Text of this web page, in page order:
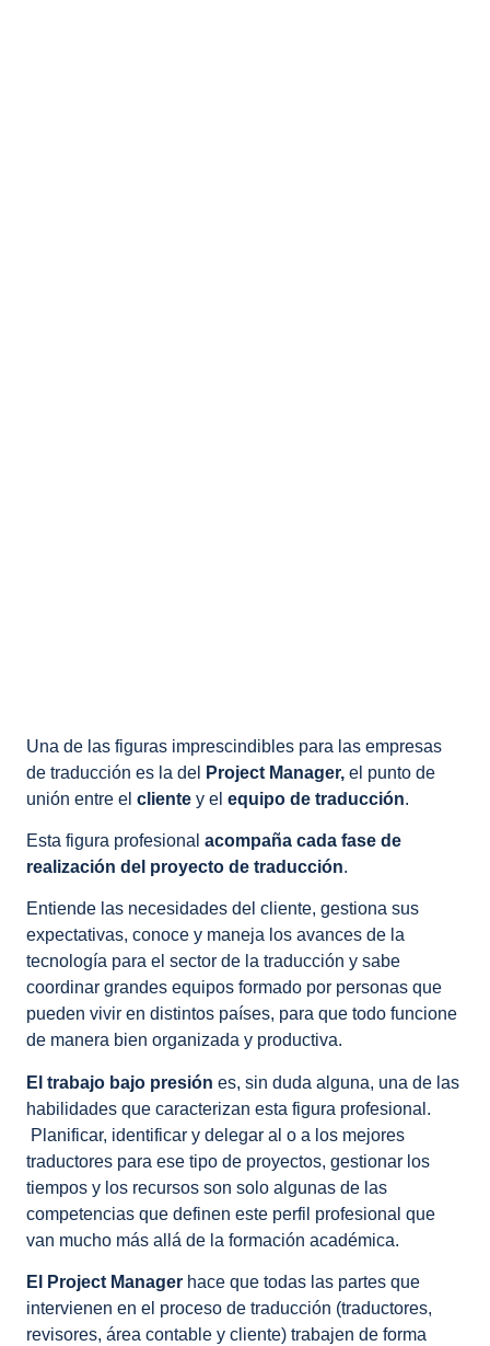
Una de las figuras imprescindibles para las empresas
de traducción es la del
Project Manager, el punto de
unión entre el cliente y el equipo de traducción.
Esta figura profesional acompaña cada fase de
realización del proyecto de traducción.
Entiende las necesidades del cliente, gestiona sus
expectativas, conoce y maneja los avances de la
tecnología para el sector de la traducción y sabe
coordinar grandes equipos formado por personas que
pueden vivir en distintos países, para que todo funcione
de manera bien organizada y productiva.
El trabajo bajo presión es, sin duda alguna, una de las
habilidades que caracterizan esta figura profesional.
Planificar, identificar y delegar al o a los mejores
traductores para ese tipo de proyectos, gestionar los
tiempos y los recursos son solo algunas de las
competencias que definen este perfil profesional que
van mucho más allá de la formación académica.
El Project Manager hace que todas las partes que
intervienen en el proceso de traducción (traductores,
revisores, área contable y cliente) trabajen de forma